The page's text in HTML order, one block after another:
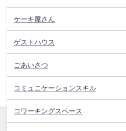
ケーキ屋さん
ゲストハウス
ごあいさつ
コミュニケーションスキル
コワーキングスペース